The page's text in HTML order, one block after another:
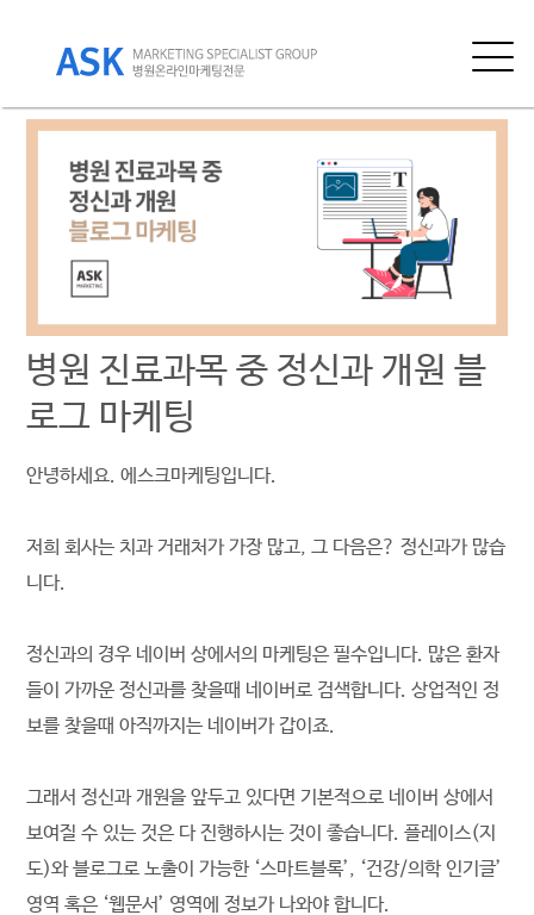
로
병원 진료과목 중 정신과 개원 블
로그 마케팅
안녕하세요. 에스크마케팅입니다.
저희 회사는 치과 거래처가 가장 많고, 그 다음은? 정신과가 많습
니다.
정신과의 경우 네이버 상에서의 마케팅은 필수입니다. 많은 환자
들이 가까운 정신과를 찾을때 네이버로 검색합니다. 상업적인 정
보를 찾을때 아직까지는 네이버가 갑이죠.
그래서 정신과 개원을 앞두고 있다면 기본적으로 네이버 상에서
보여질 수 있는 것은 다 진행하시는 것이 좋습니다. 플레이스(지
도)와 블로그로 노출이 가능한 ‘스마트블록’, ‘건강/의학 인기글’
영역 혹은 ‘웹문서’ 영역에 정보가 나와야 합니다.